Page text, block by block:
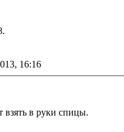
16:16
взять в руки спицы.